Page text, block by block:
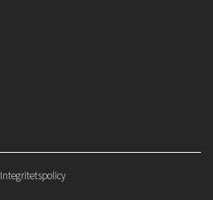
Integritetspolicy